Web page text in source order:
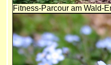
Fitness-Parcour am Wald-